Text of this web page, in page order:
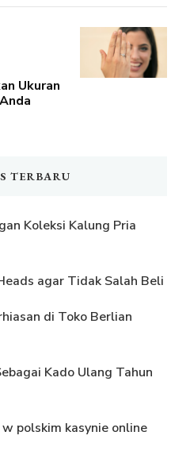
Ukuran
TERBARU
Koleksi Kalung Pria
agar Tidak Salah Beli
di Toko Berlian
Kado Ulang Tahun
polskim kasynie online